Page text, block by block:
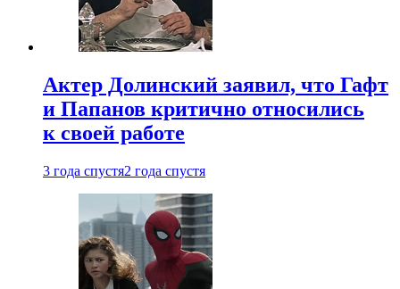
Актер Долинский заявил, что Гафт
и Папанов критично относились
к своей работе
3 года спустя2 года спустя